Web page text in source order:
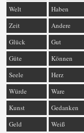
Welt
Haben
Zeit
Andere
Glück
Gut
Güte
Können
Seele
Herz
Würde
Ware
Kunst
Gedanken
Geld
Weiß